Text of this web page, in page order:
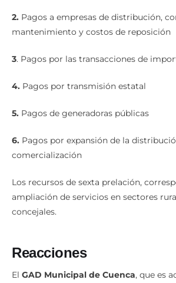
2. Pagos a empresas de distribución,
mantenimiento y costos de reposición
3. Pagos por las transacciones de
4. Pagos por transmisión estatal
5. Pagos de generadoras públicas
6. Pagos por expansión de la
comercialización
Los recursos de sexta prelación,
ampliación de servicios en sectores
concejales.
Reacciones
El GAD Municipal de Cuenca, que es